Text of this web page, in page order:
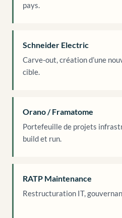
pays.
Schneider Electric
Carve-out, création d’une
cible.
Orano / Framatome
Portefeuille de projets
build et run.
RATP Maintenance
Restructuration IT,